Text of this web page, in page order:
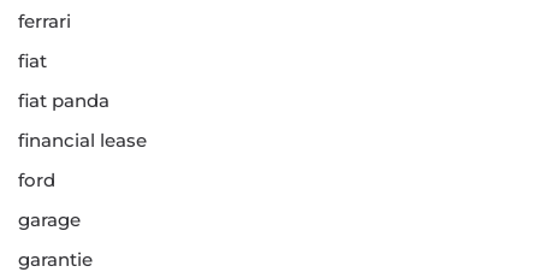
ferrari
fiat
fiat panda
financial lease
ford
garage
garantie